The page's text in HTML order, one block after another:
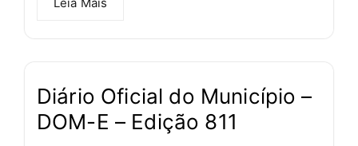
Diário Oficial do Município –
DOM-E – Edição 811